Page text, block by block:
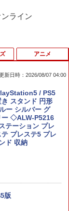
ライン
応 親指グリッ
ョイコン対応シ
スイッチ2対応
ー
Switch 2 本体
新日時：2026/08/07 04:00
/ PS5
スタンド 円形
ー シルバー グ
ー ◇ALW-P5216
テーション プレ
プレステ5 プレ
ド 収納
版
アニメ